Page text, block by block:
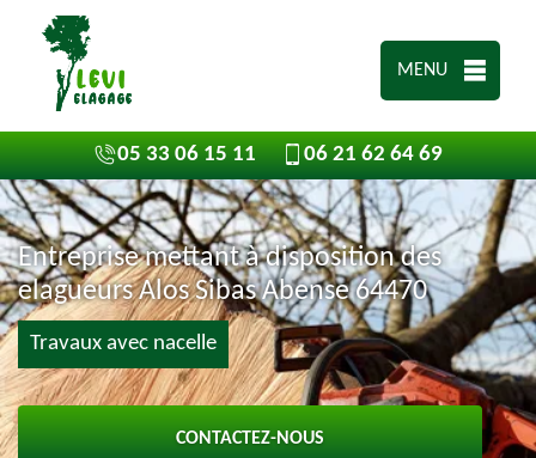
MENU
05 33 06 15 11 06 21 62 64 69
Entreprise mettant à disposition des
elagueurs Alos Sibas Abense 64470
Travaux avec nacelle
CONTACTEZ-NOUS